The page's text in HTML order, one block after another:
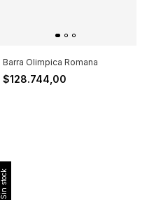
Barra Olimpica Romana
$128.744,00
Sin stock